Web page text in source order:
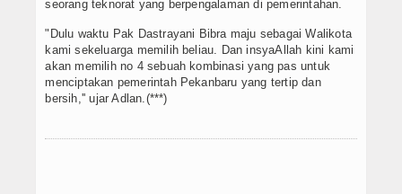
seorang teknorat yang berpengalaman di pemerintahan.
"Dulu waktu Pak Dastrayani Bibra maju sebagai Walikota
kami sekeluarga memilih beliau. Dan insyaAllah kini kami
akan memilih no 4 sebuah kombinasi yang pas untuk
menciptakan pemerintah Pekanbaru yang tertip dan
bersih,'' ujar Adlan.(***)